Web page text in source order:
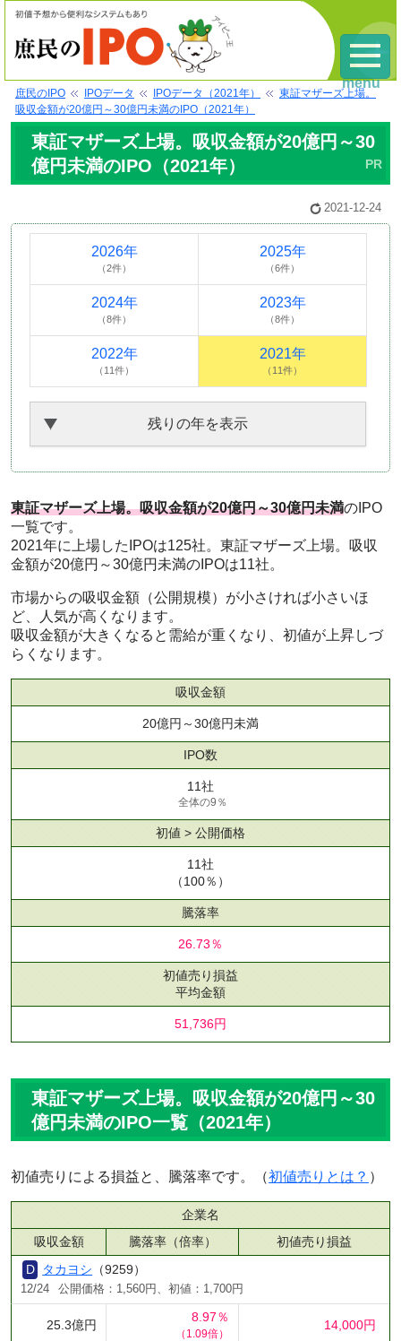
庶民のIPO IPOデータ IPOデータ（2021年）
東証マザーズ上場。
吸収金額が20億円～30億円未満のIPO（2021年）
東証マザーズ上場。吸収金額が20億円～30
億円未満のIPO（2021年）
2021-12-24
2026年
（2件）
2025年
（6件）
2024年
（8件）
2023年
（8件）
2022年
（11件）
2021年
（11件）
残りの年を表示
東証マザーズ上場。吸収金額が20億円～30億円未満のIPO
一覧です。
2021年に上場したIPOは125社。東証マザーズ上場。吸収
金額が20億円～30億円未満のIPOは11社。
市場からの吸収金額（公開規模）が小さければ小さいほ
ど、人気が高くなります。
吸収金額が大きくなると需給が重くなり、初値が上昇しづ
らくなります。
吸収金額
20億円～30億円未満
IPO数
11社
全体の9％
初値 > 公開価格
11社
（100％）
騰落率
26.73％
初値売り損益
平均金額
51,736円
東証マザーズ上場。吸収金額が20億円～30
億円未満のIPO一覧（2021年）
初値売りによる損益と、騰落率です。（初値売りとは？ ）
企業名
吸収金額
騰落率（倍率）
初値売り損益
タカヨシ （9259）
12/24 公開価格：1,560円、初値：1,700円
25.3億円
8.97％
（1.09倍）
14,000円
menu